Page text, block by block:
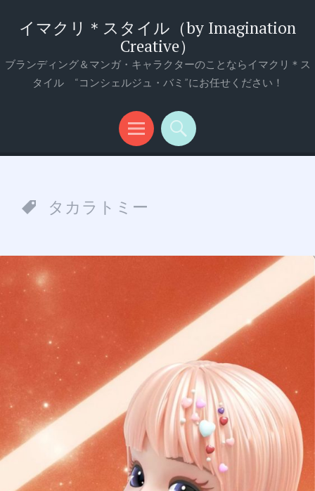
イマクリ＊スタイル（by Imagination
Creative）
ブランディング＆マンガ・キャラクターのことならイマクリ＊ス
タイル “コンシェルジュ・バミ”にお任せください！
メ
検
タカラトミー